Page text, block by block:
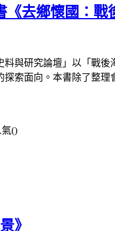
去鄉懷國：戰
研究論壇」以「戰後
索面向。本書除了整
氣()
》